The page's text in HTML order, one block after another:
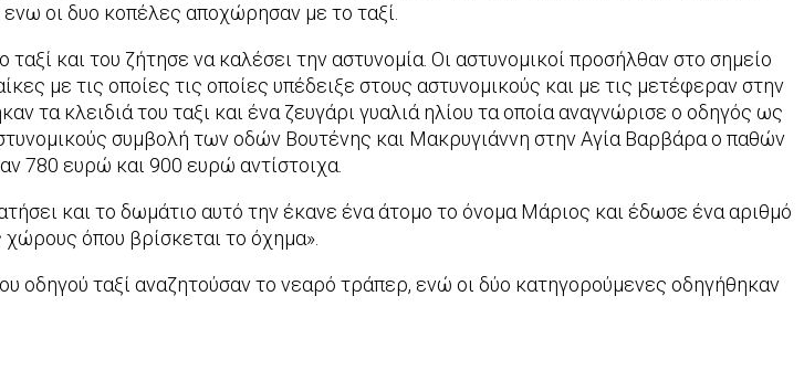
οι δυο κοπέλες αποχώρησαν με το ταξί.
και του ζήτησε να καλέσει την αστυνομία. Οι αστυνομικοί προσήλθαν στο σημείο
με τις οποίες τις οποίες υπέδειξε στους αστυνομικούς και με τις μετέφεραν στην
τα κλειδιά του ταξι και ένα ζευγάρι γυαλιά ηλίου τα οποία αναγνώρισε ο οδηγός ως
συμβολή των οδών Βουτένης και Μακρυγιάννη στην Αγία Βαρβάρα ο παθών
780 ευρώ και 900 ευρώ αντίστοιχα.
και το δωμάτιο αυτό την έκανε ένα άτομο το όνομα Μάριος και έδωσε ένα αριθμό
όπου βρίσκεται το όχημα».
οδηγού ταξί αναζητούσαν το νεαρό τράπερ, ενώ οι δύο κατηγορούμενες οδηγήθηκαν